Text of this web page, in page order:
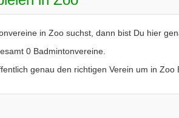
in Zoo suchst, dann bist Du hier
0 Badmintonvereine.
genau den richtigen Verein um in Zoo